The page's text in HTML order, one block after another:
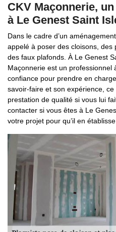
CKV Maçonnerie,
à Le Genest Saint
Dans le cadre d’un
appelé à poser des cloisons,
des faux plafonds. À Le Genest
Maçonnerie est un professionnel
confiance pour prendre en
savoir-faire et son expérience,
prestation de qualité si vous lui
contacter si vous êtes à Le
votre projet pour qu’il en